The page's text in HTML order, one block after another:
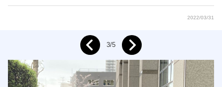
2022/03/31
Prev 3/5 Next